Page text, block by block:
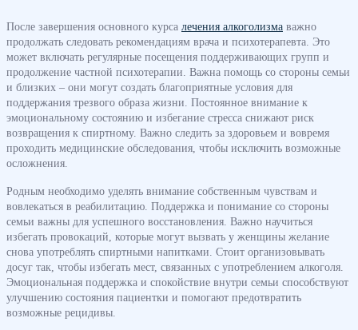
После завершения основного курса лечения алкоголизма важно
продолжать следовать рекомендациям врача и психотерапевта. Это
может включать регулярные посещения поддерживающих групп и
продолжение частной психотерапии. Важна помощь со стороны семьи
и близких – они могут создать благоприятные условия для
поддержания трезвого образа жизни. Постоянное внимание к
эмоциональному состоянию и избегание стресса снижают риск
возвращения к спиртному. Важно следить за здоровьем и вовремя
проходить медицинские обследования, чтобы исключить возможные
осложнения.
Родным необходимо уделять внимание собственным чувствам и
вовлекаться в реабилитацию. Поддержка и понимание со стороны
семьи важны для успешного восстановления. Важно научиться
избегать провокаций, которые могут вызвать у женщины желание
снова употреблять спиртными напитками. Стоит организовывать
досуг так, чтобы избегать мест, связанных с употреблением алкоголя.
Эмоциональная поддержка и спокойствие внутри семьи способствуют
улучшению состояния пациентки и помогают предотвратить
возможные рецидивы.